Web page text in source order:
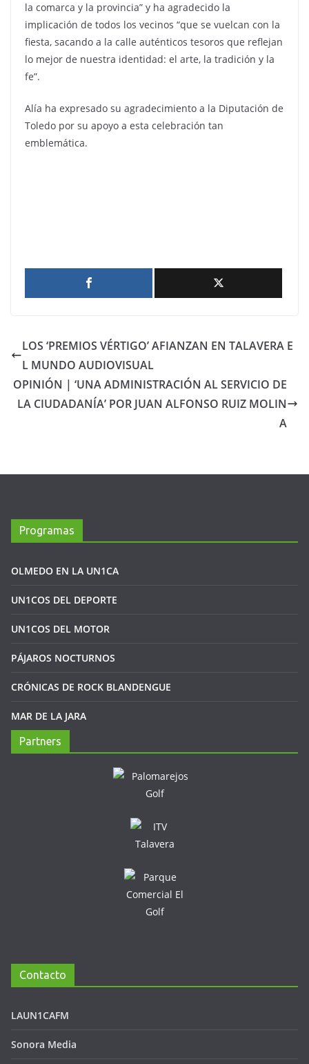
la comarca y la provincia” y ha agradecido la
implicación de todos los vecinos “que se vuelcan con la
fiesta, sacando a la calle auténticos tesoros que reflejan
lo mejor de nuestra identidad: el arte, la tradición y la
fe”.
Alía ha expresado su agradecimiento a la Diputación de
Toledo por su apoyo a esta celebración tan
emblemática.
LOS ‘PREMIOS VÉRTIGO’ AFIANZAN EN TALAVERA E
L MUNDO AUDIOVISUAL
OPINIÓN | ‘UNA ADMINISTRACIÓN AL SERVICIO DE
LA CIUDADANÍA’ POR JUAN ALFONSO RUIZ MOLIN
A
Programas
OLMEDO EN LA UN1CA
UN1COS DEL DEPORTE
UN1COS DEL MOTOR
PÁJAROS NOCTURNOS
CRÓNICAS DE ROCK BLANDENGUE
MAR DE LA JARA
Partners
Contacto
LAUN1CAFM
Sonora Media